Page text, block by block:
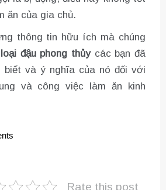
ăn của gia chủ.
thông tin hữu ích mà chúng
đậu phong thủycác bạn đã
biết và ý nghĩa của nó đối với
và công việc làm ăn kinh
Rate this post